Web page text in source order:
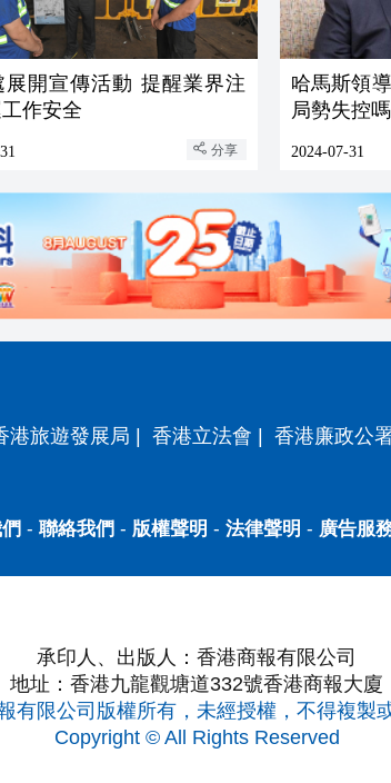
展開宣傳活動 提醒業界注
作安全
分享
哈馬斯領
局勢失控嗎
2024-07-31
港旅遊發展局 | 香港立法會 | 香港廉政公
- 聯絡我們 - 版權聲明 - 法律聲明 - 廣告服
承印人、出版人：香港商報有限公司
地址：香港九龍觀塘道332號香港商報大廈
有限公司版權所有，未經授權，不得複製
Copyright © All Rights Reserved